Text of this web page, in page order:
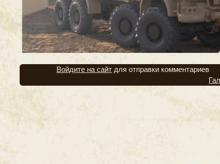
Войдите на сайт для отправки комментариев